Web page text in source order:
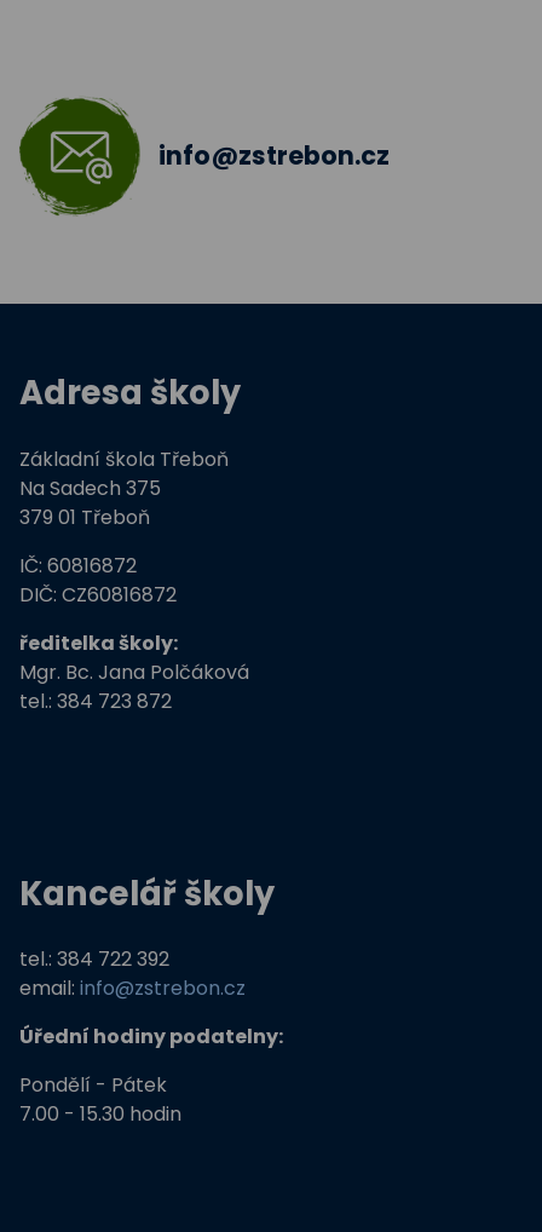
Šablony II.
Šablony 2016
Celé Česko čte dětem
Moderní technologie ve výuce
ZŠ Třeboň, Na Sadech jede do E
Tvořivá dílna žáků ZŠ Třeboň
Zdravé město Třeboň a ZŠ
Stromy, skřeti, dřeváci
EU peníze školám
Němčina nekouše
Podpora programů prevence krim
info@zstrebon.cz
Adresa školy
Základní škola Třeboň
Na Sadech 375
379 01 Třeboň
IČ: 60816872
DIČ: CZ60816872
ředitelka školy:
Mgr. Bc. Jana Polčáková
tel.: 384 723 872
Kancelář školy
tel.: 384 722 392
email: info@zstrebon.cz
Úřední hodiny podatelny:
Pondělí - Pátek
7.00 - 15.30 hodin